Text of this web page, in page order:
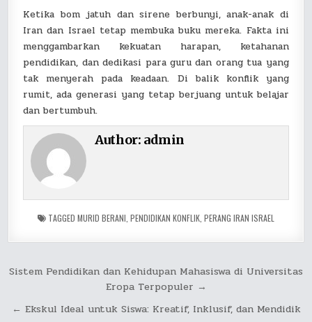
Ketika bom jatuh dan sirene berbunyi, anak-anak di
Iran dan Israel tetap membuka buku mereka. Fakta ini
menggambarkan kekuatan harapan, ketahanan
pendidikan, dan dedikasi para guru dan orang tua yang
tak menyerah pada keadaan. Di balik konflik yang
rumit, ada generasi yang tetap berjuang untuk belajar
dan bertumbuh.
Author: admin
TAGGED MURID BERANI PENDIDIKAN KONFLIK PERANG IRAN ISRAEL
Post
navigation
Sistem Pendidikan dan Kehidupan Mahasiswa di Universitas
Eropa Terpopuler →
← Ekskul Ideal untuk Siswa: Kreatif, Inklusif, dan Mendidik